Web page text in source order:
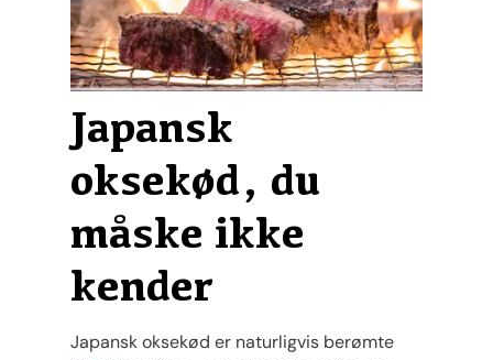
Japansk
oksekød, du
måske ikke
kender
Japansk oksekød er naturligvis berømte